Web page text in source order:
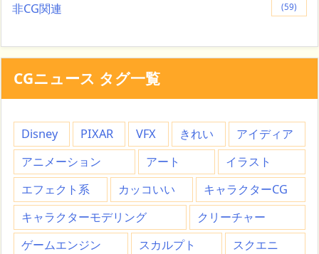
非CG関連 (59)
CGニュース タグ一覧
Disney PIXAR VFX きれい
アイディア
アニメーション
アート
イラスト
エフェクト系
カッコいい
キャラクターCG
キャラクターモデリング
クリーチャー
ゲームエンジン
スカルプト
スクエニ